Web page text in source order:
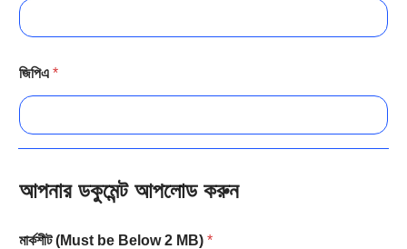
জিপিএ *
আপনার ডকুমেন্ট আপলোড করুন
মার্কশীট (Must be Below 2 MB) *